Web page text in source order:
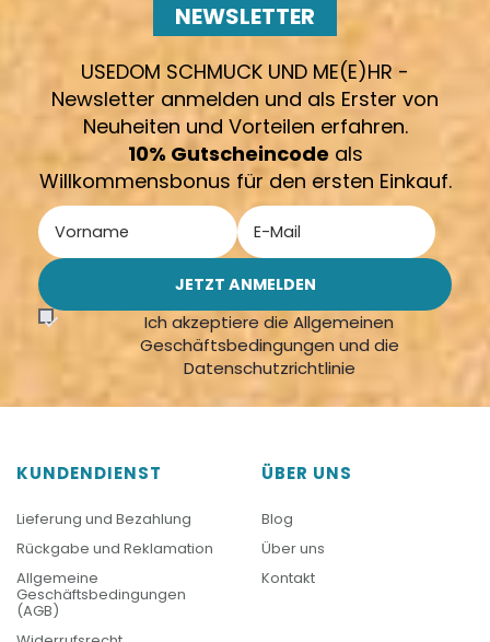
NEWSLETTER
USEDOM SCHMUCK UND ME(E)HR -
Newsletter anmelden und als Erster von
Neuheiten und Vorteilen erfahren.
10% Gutscheincode als
Willkommensbonus für den ersten Einkauf.
Ich akzeptiere die Allgemeinen
Geschäftsbedingungen und die
Datenschutzrichtlinie
KUNDENDIENST
Lieferung und Bezahlung
Rückgabe und Reklamation
Allgemeine
Geschäftsbedingungen
(AGB)
ÜBER UNS
Blog
Über uns
Kontakt